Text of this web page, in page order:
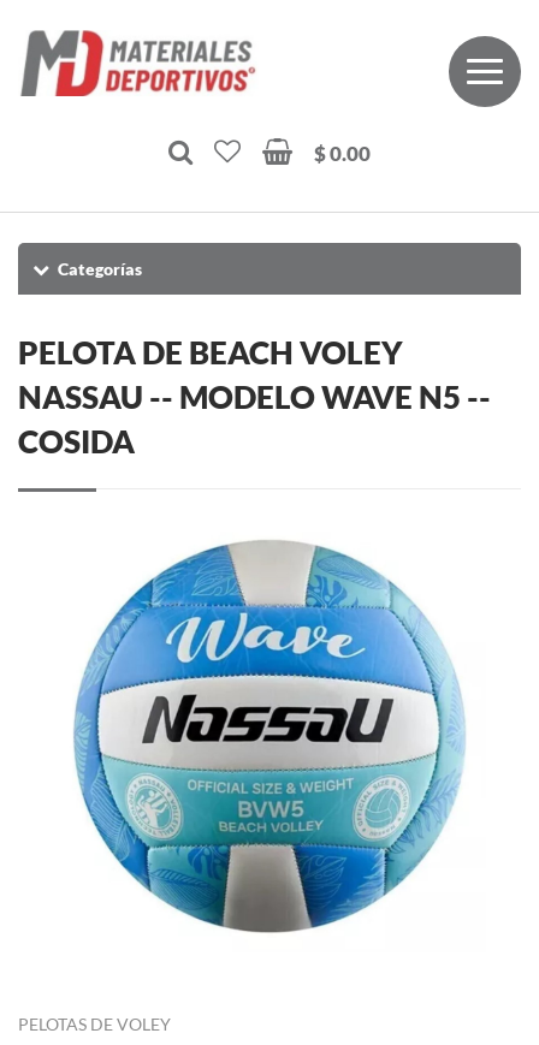
$ 0.00
Categorías
PELOTA DE BEACH VOLEY
NASSAU -- MODELO WAVE N5 --
COSIDA
PELOTAS DE VOLEY